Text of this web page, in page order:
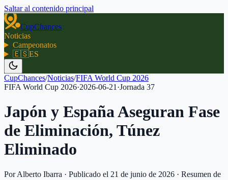
Saltar al contenido principal
CupChances
Noticias
Campeonatos
🇪🇸ES
CupChances/Noticias/FIFA World Cup 2026
FIFA World Cup 2026·2026-06-21 ·Jornada 37
Japón y España Aseguran Fase
de Eliminación, Túnez
Eliminado
Por Alberto Ibarra · Publicado el 21 de junio de 2026 · Resumen de